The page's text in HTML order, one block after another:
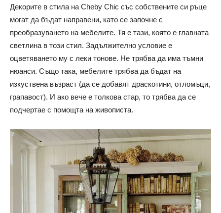
Декорите в стила на Cheby Chic със собствените си ръце
могат да бъдат направени, като се започне с
преобразуването на мебелите. Тя е тази, която е главната
светлина в този стил. Задължително условие е
оцветяването му с леки тонове. Не трябва да има тъмни
нюанси. Също така, мебелите трябва да бъдат на
изкуствена възраст (да се добавят драскотини, отломъци,
грапавост). И ако вече е толкова стар, то трябва да се
подчертае с помощта на живописта.